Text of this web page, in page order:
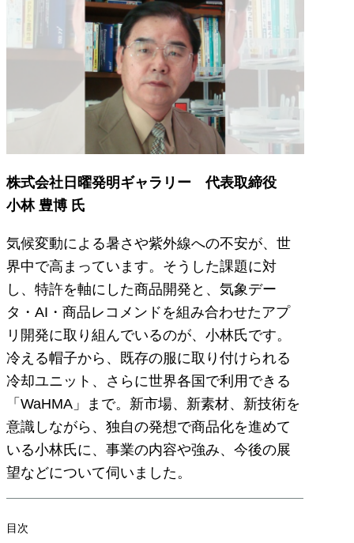
株式会社日曜発明ギャラリー 代表取締役
小林 豊博 氏
気候変動による暑さや紫外線への不安が、世
界中で高まっています。そうした課題に対
し、特許を軸にした商品開発と、気象デー
タ・AI・商品レコメンドを組み合わせたアプ
リ開発に取り組んでいるのが、小林氏です。
冷える帽子から、既存の服に取り付けられる
冷却ユニット、さらに世界各国で利用できる
「WaHMA」まで。新市場、新素材、新技術を
意識しながら、独自の発想で商品化を進めて
いる小林氏に、事業の内容や強み、今後の展
望などについて伺いました。
目次